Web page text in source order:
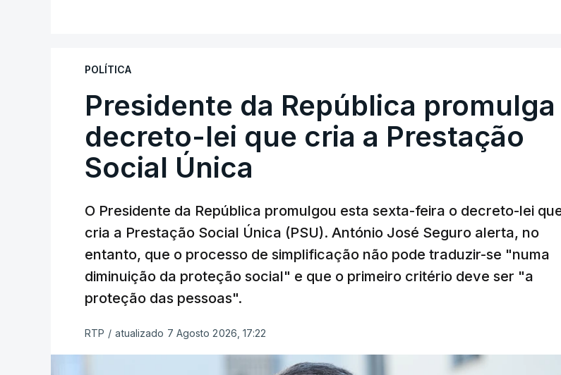
POLÍTICA
Presidente da República promulga
decreto-lei que cria a Prestação
Social Única
O Presidente da República promulgou esta sexta-feira o decreto-lei
cria a Prestação Social Única (PSU). António José Seguro alerta, no
entanto, que o processo de simplificação não pode traduzir-se "numa
diminuição da proteção social" e que o primeiro critério deve ser "a
proteção das pessoas".
RTP / atualizado 7 Agosto 2026, 17:22